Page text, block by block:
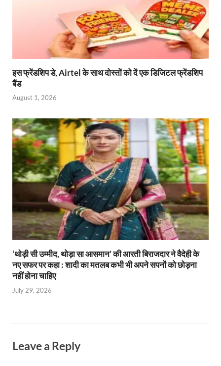
इस फ्रेंडशिप डे, Airtel के साथ दोस्तों को दें एक डिजिटल फ्रेंडशिप
बैंड
August 1, 2026
‘थोड़ी सी उम्मीद, थोड़ा सा आसमान’ की आरती बिराजदार ने वैदेही के
नए सफर पर कहा : शादी का मतलब कभी भी अपने सपनों को छोड़ना
नहीं होना चाहिए
July 29, 2026
Leave a Reply